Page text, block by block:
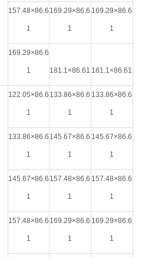
157.48×86.6
1
169.29×86.6
1
169.29×86.6
1
169.29×86.6
1 181.1×86.61 181.1×86.61
122.05×86.6
1
133.86×86.6
1
133.86×86.6
1
133.86×86.6
1
145.67×86.6
1
145.67×86.6
1
145.67×86.6
1
157.48×86.6
1
157.48×86.6
1
157.48×86.6
1
169.29×86.6
1
169.29×86.6
1